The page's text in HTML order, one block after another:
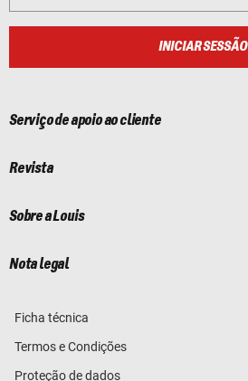
INICIAR SESSÃO
Serviço de apoio ao cliente
Revista
Sobre a Louis
Nota legal
Ficha técnica
Termos e Condições
Proteção de dados